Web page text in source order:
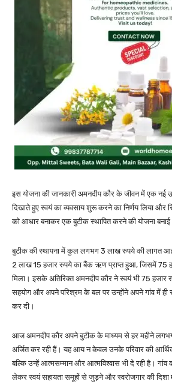
इस योजना की जानकारी अमनदीप कौर के जीवन में एक नई
दिखाते हुए स्वयं का व्यवसाय शुरू करने का निर्णय लिया
को आधार बनाकर एक बुटीक स्थापित करने की योजना
बुटीक की स्थापना में कुल लगभग 3 लाख रुपये की लागत
2 लाख 15 हजार रुपये का बैंक ऋण प्राप्त हुआ, जिसमें 75
मिला। इसके अतिरिक्त अमनदीप कौर ने स्वयं भी 75 हजार
सहयोग और अपने परिश्रम के बल पर उन्होंने अपने गांव में
कर दी।
आज अमनदीप कौर अपने बुटीक के माध्यम से हर महीने
अर्जित कर रही हैं। यह आय न केवल उनके परिवार की
बल्कि उन्हें आत्मसम्मान और आत्मविश्वास भी दे रही है। गांव
लेकर स्वयं सहायता समूहों से जुड़ने और स्वरोजगार की